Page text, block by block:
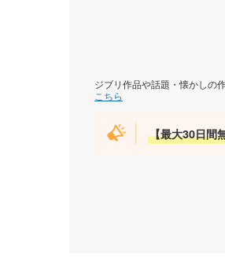
ジブリ作品や話題・懐かしの
こちら
【最大30日間